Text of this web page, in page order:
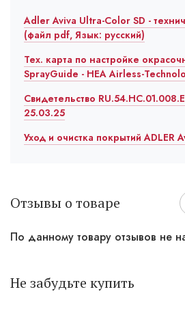
Adler Aviva Ultra-Color SD -
(файл pdf, Язык: русский)
Тех. карта по настройке
SprayGuide - HEA Airless-
Свидетельство
25.03.25
Уход и очистка покрытий ADLER
Отзывы о товаре
По данному товару отзывов не
Не забудьте купить